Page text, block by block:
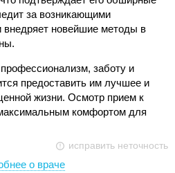
за возникающими
новейшие методы в
заботу и
предоставить им лучшее и
жизни. Осмотр прием к
комфортом для
исправить неточность
о враче